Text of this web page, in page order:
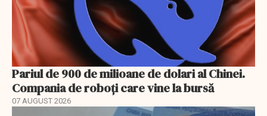
Pariul de 900 de milioane de dolari al Chinei.
Compania de roboți care vine la bursă
07 AUGUST 2026